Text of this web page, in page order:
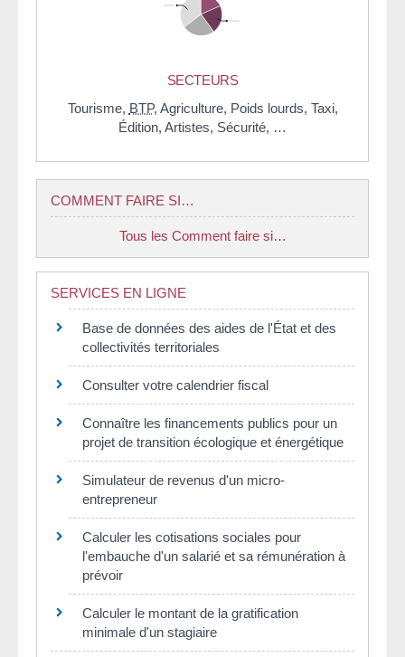
SECTEURS
Tourisme, BTP, Agriculture, Poids lourds, Taxi,
Édition, Artistes, Sécurité, …
COMMENT FAIRE SI…
Tous les Comment faire si…
SERVICES EN LIGNE
Base de données des aides de l'État et des
collectivités territoriales
Consulter votre calendrier fiscal
Connaître les financements publics pour un
projet de transition écologique et énergétique
Simulateur de revenus d'un micro-
entrepreneur
Calculer les cotisations sociales pour
l'embauche d'un salarié et sa rémunération à
prévoir
Calculer le montant de la gratification
minimale d'un stagiaire